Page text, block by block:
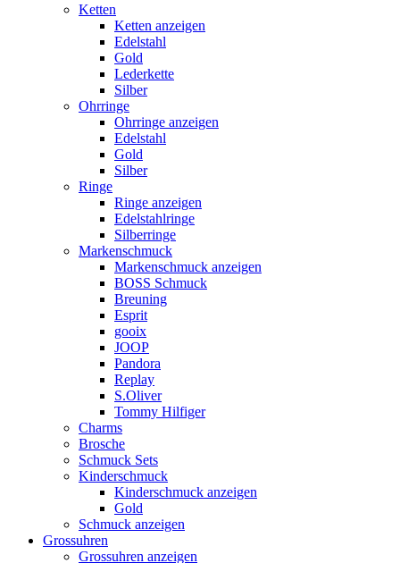
Ketten
Ketten anzeigen
Edelstahl
Gold
Lederkette
Silber
Ohrringe
Ohrringe anzeigen
Edelstahl
Gold
Silber
Ringe
Ringe anzeigen
Edelstahlringe
Silberringe
Markenschmuck
Markenschmuck anzeigen
BOSS Schmuck
Breuning
Esprit
gooix
JOOP
Pandora
Replay
S.Oliver
Tommy Hilfiger
Charms
Brosche
Schmuck Sets
Kinderschmuck
Kinderschmuck anzeigen
Gold
Schmuck anzeigen
Grossuhren
Grossuhren anzeigen